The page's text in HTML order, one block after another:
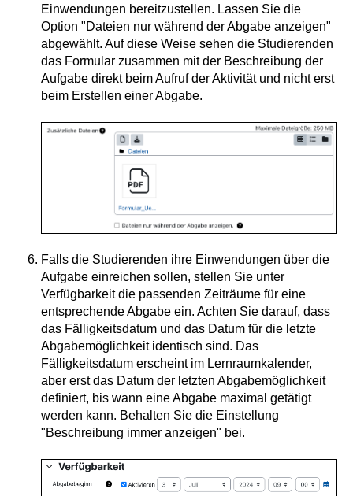
Einwendungen bereitzustellen. Lassen Sie die
Option "Dateien nur während der Abgabe anzeigen"
abgewählt. Auf diese Weise sehen die Studierenden
das Formular zusammen mit der Beschreibung der
Aufgabe direkt beim Aufruf der Aktivität und nicht erst
beim Erstellen einer Abgabe.
Falls die Studierenden ihre Einwendungen über die
Aufgabe einreichen sollen, stellen Sie unter
Verfügbarkeit die passenden Zeiträume für eine
entsprechende Abgabe ein. Achten Sie darauf, dass
das Fälligkeitsdatum und das Datum für die letzte
Abgabemöglichkeit identisch sind. Das
Fälligkeitsdatum erscheint im Lernraumkalender,
aber erst das Datum der letzten Abgabemöglichkeit
definiert, bis wann eine Abgabe maximal getätigt
werden kann. Behalten Sie die Einstellung
"Beschreibung immer anzeigen" bei.